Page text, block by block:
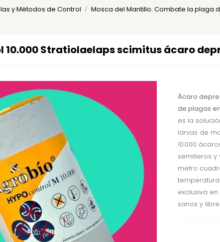
y Mëtodos de Control Mosca del Mantillo. Combate la plaga
10.000 Stratiolaelaps scimitus ácaro
Ácaro
de plagas
es la
larvas de
10.000
semilleros y
metro
exclusiva
sanos y